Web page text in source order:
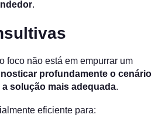
.
foco não está em empurrar um
profundamente o cenário
solução mais adequada.
eficiente para: